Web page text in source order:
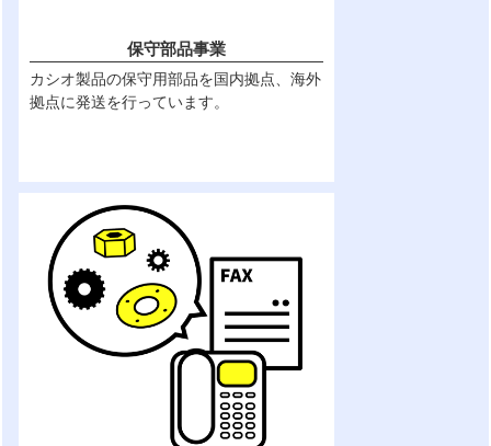
保守部品事業
カシオ製品の保守用部品を国内拠点、海外
拠点に発送を行っています。